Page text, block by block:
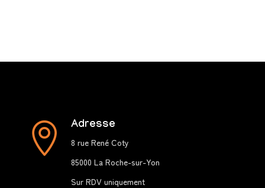
 Adresse
8 rue René Coty
85000 La Roche-sur-Yon
Sur RDV uniquement